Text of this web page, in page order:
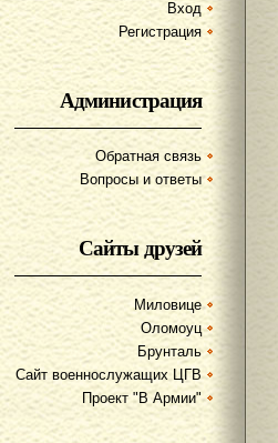
Вход
Регистрация
Администрация
Обратная связь
Вопросы и ответы
Сайты друзей
Миловице
Оломоуц
Брунталь
Сайт военнослужащих ЦГВ
Проект "В Армии"